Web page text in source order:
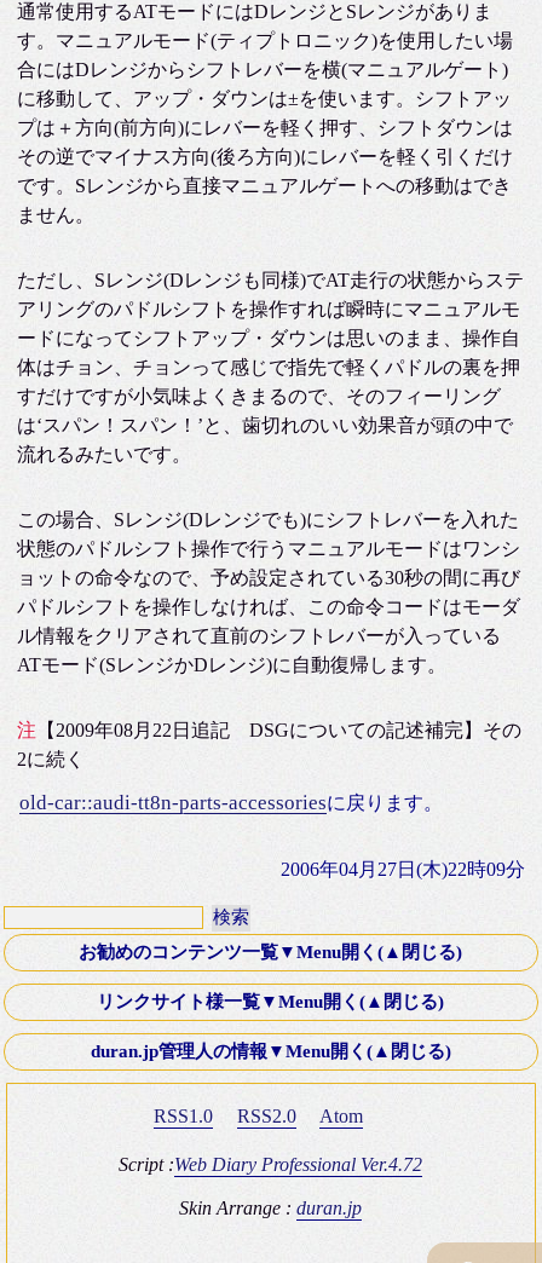
通常使用するATモードにはDレンジとSレンジがありま
す。マニュアルモード(ティプトロニック)を使用したい場
合にはDレンジからシフトレバーを横(マニュアルゲート)
に移動して、アップ・ダウンは±を使います。シフトアッ
プは＋方向(前方向)にレバーを軽く押す、シフトダウンは
その逆でマイナス方向(後ろ方向)にレバーを軽く引くだけ
です。Sレンジから直接マニュアルゲートへの移動はでき
ません。
ただし、Sレンジ(Dレンジも同様)でAT走行の状態からステ
アリングのパドルシフトを操作すれば瞬時にマニュアルモ
ードになってシフトアップ・ダウンは思いのまま、操作自
体はチョン、チョンって感じで指先で軽くパドルの裏を押
すだけですが小気味よくきまるので、そのフィーリング
は‘スパン！スパン！’と、歯切れのいい効果音が頭の中で
流れるみたいです。
この場合、Sレンジ(Dレンジでも)にシフトレバーを入れた
状態のパドルシフト操作で行うマニュアルモードはワンシ
ョットの命令なので、予め設定されている30秒の間に再び
パドルシフトを操作しなければ、この命令コードはモーダ
ル情報をクリアされて直前のシフトレバーが入っている
ATモード(SレンジかDレンジ)に自動復帰します。
注 【2009年08月22日追記 DSGについての記述補完】その
2に続く
old-car::audi-tt8n-parts-accessoriesに戻ります。
2006年04月27日(木)22時09分
お勧めのコンテンツ一覧▼Menu開く(▲閉じる)
第十八話・外伝「Down ！」K氏より寄稿
Old Fashioned Love Songシリーズ
映画 いつかA列車に乗って 2003年
ミステリースポット10 青木が原樹海・夜の国道139号線
復刻版 itt-your-a! その8 僕はブッシュマン＾＾
リンクサイト様一覧▼Menu開く(▲閉じる)
文芸Webサーチ
K-電子計算機同好会
Four Silver Rings
Brown_eyes Hobby Square
ＴＲＡＤ（トラッド）のHP
duran.jp管理人の情報▼Menu開く(▲閉じる)
duran.jp管理人の情報
RSS1.0 RSS2.0 Atom
Script :Web Diary Professional Ver.4.72
Skin Arrange :duran.jp